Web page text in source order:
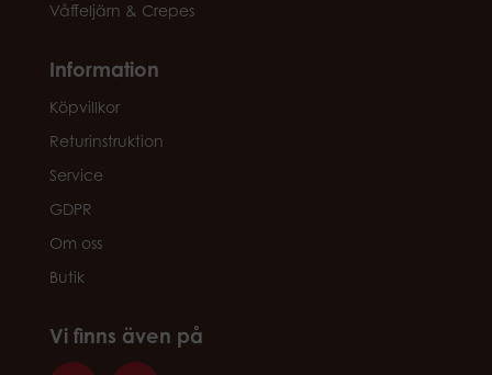
Våffeljärn & Crepes
Information
Köpvillkor
Returinstruktion
Service
GDPR
Om oss
Butik
Vi finns även på